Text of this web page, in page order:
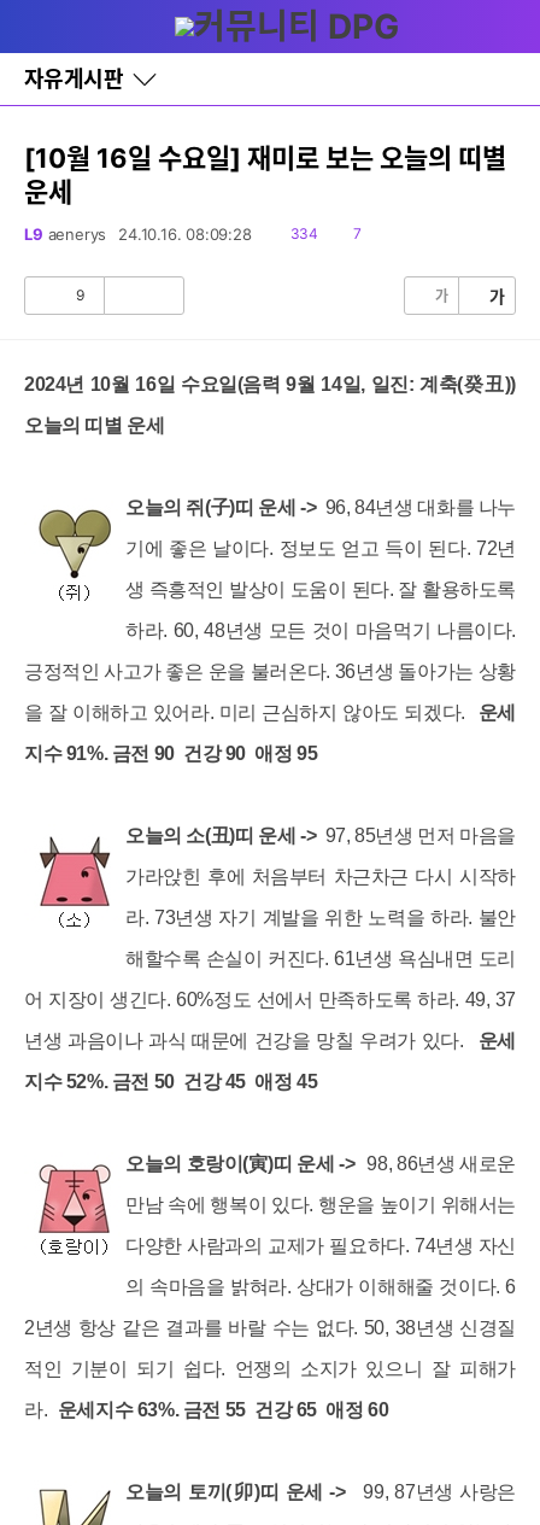
와
홈
자유게시판
바
로
기
레
창
글
[10월 16일 수요일] 재미로 보는 오늘의 띠별
운세
L9 aenerys 24.10.16. 08:09:28
읽
334
댓
7
9 가 가
2024년 10월 16일 수요일(음력 9월 14일, 일진: 계축(癸丑))
오늘의 띠별 운세
오늘의 쥐(子)띠 운세 -> 96, 84년생 대화를 나누
기에 좋은 날이다. 정보도 얻고 득이 된다. 72년
생 즉흥적인 발상이 도움이 된다. 잘 활용하도록
하라. 60, 48년생 모든 것이 마음먹기 나름이다.
긍정적인 사고가 좋은 운을 불러온다. 36년생 돌아가는 상황
을 잘 이해하고 있어라. 미리 근심하지 않아도 되겠다.
운세
지수 91%. 금전 90 건강 90 애정 95
오늘의 소(丑)띠 운세 -> 97, 85년생 먼저 마음을
가라앉힌 후에 처음부터 차근차근 다시 시작하
라. 73년생 자기 계발을 위한 노력을 하라. 불안
해할수록 손실이 커진다. 61년생 욕심내면 도리
어 지장이 생긴다. 60%정도 선에서 만족하도록 하라. 49, 37
년생 과음이나 과식 때문에 건강을 망칠 우려가 있다.
운세
지수 52%. 금전 50 건강 45 애정 45
오늘의 호랑이(寅)띠 운세 ->
98, 86년생 새로운
만남 속에 행복이 있다. 행운을 높이기 위해서는
다양한 사람과의 교제가 필요하다. 74년생 자신
의 속마음을 밝혀라. 상대가 이해해줄 것이다. 6
2년생 항상 같은 결과를 바랄 수는 없다. 50, 38년생 신경질
적인 기분이 되기 쉽다. 언쟁의 소지가 있으니 잘 피해가
라. 운세지수 63%. 금전 55 건강 65 애정 60
오늘의 토끼(卯)띠 운세 ->
99, 87년생 사랑은
세부정보 열기/접기